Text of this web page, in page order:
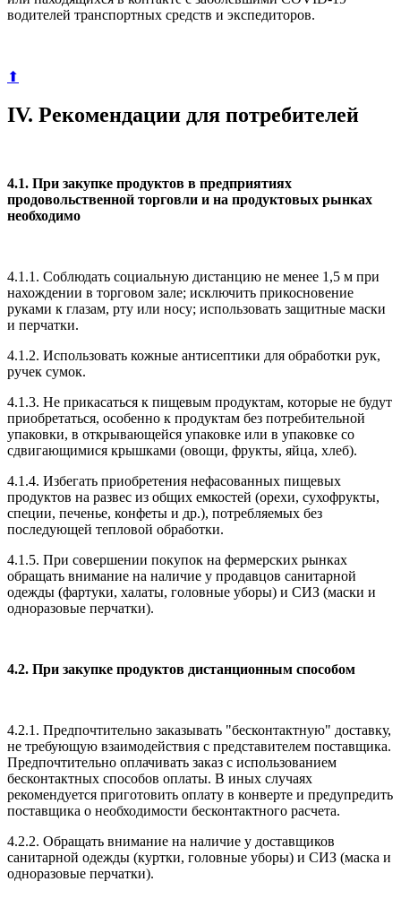
водителей транспортных средств и экспедиторов.
⬆
IV. Рекомендации для потребителей
4.1. При закупке продуктов в предприятиях
продовольственной торговли и на продуктовых рынках
необходимо
4.1.1. Соблюдать социальную дистанцию не менее 1,5 м при
нахождении в торговом зале; исключить прикосновение
руками к глазам, рту или носу; использовать защитные маски
и перчатки.
4.1.2. Использовать кожные антисептики для обработки рук,
ручек сумок.
4.1.3. Не прикасаться к пищевым продуктам, которые не будут
приобретаться, особенно к продуктам без потребительной
упаковки, в открывающейся упаковке или в упаковке со
сдвигающимися крышками (овощи, фрукты, яйца, хлеб).
4.1.4. Избегать приобретения нефасованных пищевых
продуктов на развес из общих емкостей (орехи, сухофрукты,
специи, печенье, конфеты и др.), потребляемых без
последующей тепловой обработки.
4.1.5. При совершении покупок на фермерских рынках
обращать внимание на наличие у продавцов санитарной
одежды (фартуки, халаты, головные уборы) и СИЗ (маски и
одноразовые перчатки).
4.2. При закупке продуктов дистанционным способом
4.2.1. Предпочтительно заказывать "бесконтактную" доставку,
не требующую взаимодействия с представителем поставщика.
Предпочтительно оплачивать заказ с использованием
бесконтактных способов оплаты. В иных случаях
рекомендуется приготовить оплату в конверте и предупредить
поставщика о необходимости бесконтактного расчета.
4.2.2. Обращать внимание на наличие у доставщиков
санитарной одежды (куртки, головные уборы) и СИЗ (маска и
одноразовые перчатки).